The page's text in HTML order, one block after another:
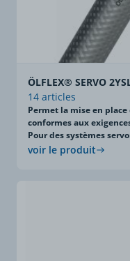
ÖLFLEX® SERVO
14 articles
Permet la mise en
conformes aux
Pour des systèmes
voir le produit